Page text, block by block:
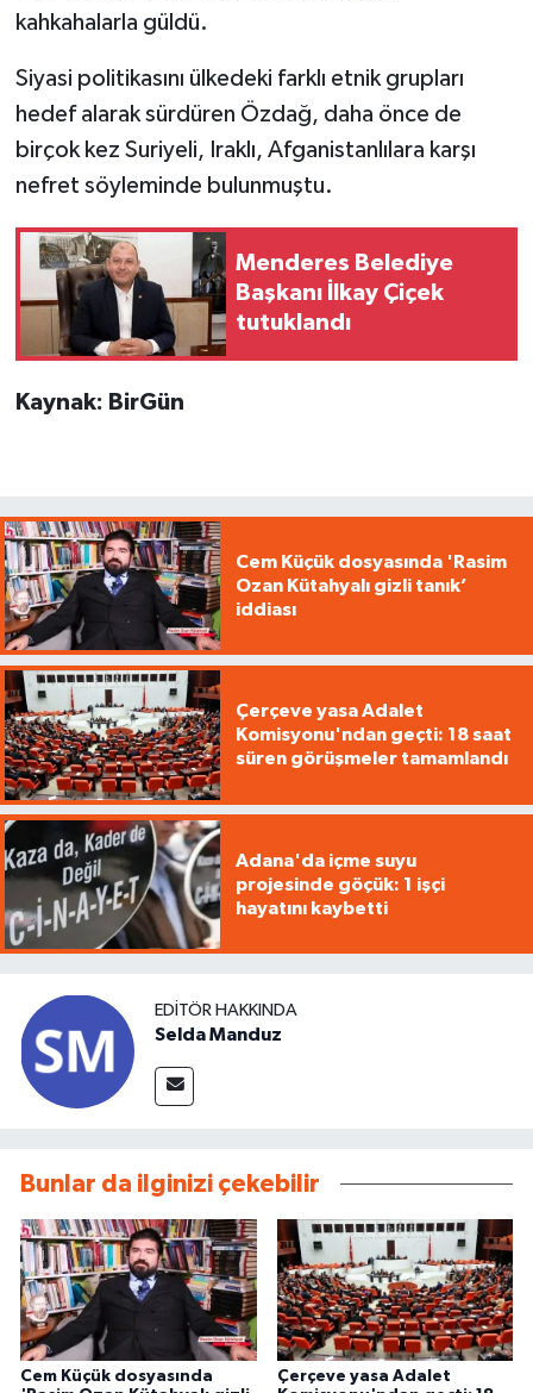
kahkahalarla güldü.
Siyasi politikasını ülkedeki farklı etnik grupları
hedef alarak sürdüren Özdağ, daha önce de
birçok kez Suriyeli, Iraklı, Afganistanlılara karşı
nefret söyleminde bulunmuştu.
Menderes Belediye
Başkanı İlkay Çiçek
tutuklandı
Kaynak: BirGün
Cem Küçük dosyasında 'Rasim
Ozan Kütahyalı gizli tanık’
iddiası
Çerçeve yasa Adalet
Komisyonu'ndan geçti: 18 saat
süren görüşmeler tamamlandı
Adana'da içme suyu
projesinde göçük: 1 işçi
hayatını kaybetti
EDITÖR HAKKINDA
Selda Manduz
Bunlar da ilginizi çekebilir
Cem Küçük dosyasında
Çerçeve yasa Adalet